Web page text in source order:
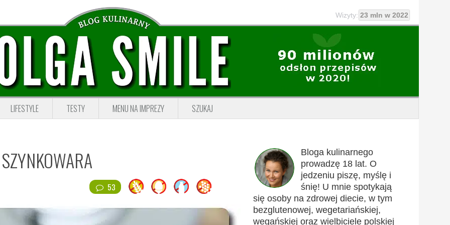
Wizyty: 23 mln w 2022
LIFESTYLE TESTY MENU NA IMPREZY SZUKAJ
53
Bloga kulinarnego
prowadzę 18 lat. O
jedzeniu piszę, myślę i
śnię! U mnie spotykają
się osoby na zdrowej diecie, w tym
bezglutenowej, wegetariańskiej,
wegańskiej oraz wielbiciele polskiej